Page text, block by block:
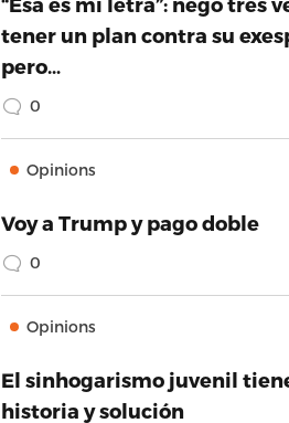
tener un plan contra su
pero…
0
Opinions
Voy a Trump y pago doble
0
Opinions
El sinhogarismo juvenil
historia y solución